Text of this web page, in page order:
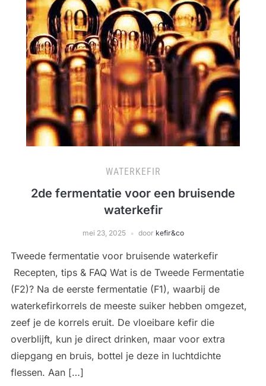
WATERKEFIR
2de fermentatie voor een bruisende
waterkefir
mei 23, 2025 door kefir&co
Tweede fermentatie voor bruisende waterkefir
Recepten, tips & FAQ Wat is de Tweede Fermentatie
(F2)? Na de eerste fermentatie (F1), waarbij de
waterkefirkorrels de meeste suiker hebben omgezet,
zeef je de korrels eruit. De vloeibare kefir die
overblijft, kun je direct drinken, maar voor extra
diepgang en bruis, bottel je deze in luchtdichte
flessen. Aan […]